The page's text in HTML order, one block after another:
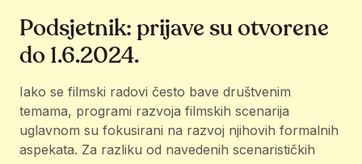
Podsjetnik: prijave su otvorene
do 1.6.2024.
Iako se filmski radovi često bave društvenim
temama, programi razvoja filmskih scenarija
uglavnom su fokusirani na razvoj njihovih formalnih
aspekata. Za razliku od navedenih scenarističkih